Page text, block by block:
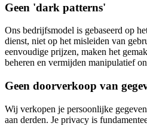
Geen 'dark patterns'
Ons bedrijfsmodel is gebaseerd op
dienst, niet op het misleiden van
eenvoudige prijzen, maken het
beheren en vermijden manipulatief
Geen doorverkoop van
Wij verkopen je persoonlijke
aan derden. Je privacy is